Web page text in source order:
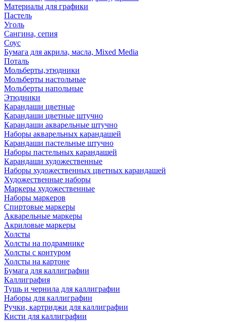
Материалы для графики
Пастель
Уголь
Сангина, сепия
Соус
Бумага для акрила, масла, Mixed Media
Поталь
Мольберты,этюдники
Мольберты настольные
Мольберты напольные
Этюдники
Карандаши цветные
Карандаши цветные штучно
Карандаши акварельные штучно
Наборы акварельных карандашей
Карандаши пастельные штучно
Наборы пастельных карандашей
Карандаши художественные
Наборы художественных цветных карандашей
Художественные наборы
Маркеры художественные
Наборы маркеров
Спиртовые маркеры
Акварельные маркеры
Акриловые маркеры
Холсты
Холсты на подрамнике
Холсты с контуром
Холсты на картоне
Бумага для каллиграфии
Каллиграфия
Тушь и чернила для каллиграфии
Наборы для каллиграфии
Ручки, картриджи для каллиграфии
Кисти для каллиграфии